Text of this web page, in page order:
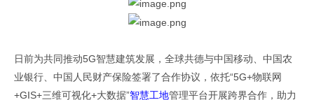
日前为共同推动5G智慧建筑发展，全球共德与中国移动、中国农
业银行、中国人民财产保险签署了合作协议，依托“5G+物联网
+GIS+三维可视化+大数据”智慧工地管理平台开展跨界合作，助力